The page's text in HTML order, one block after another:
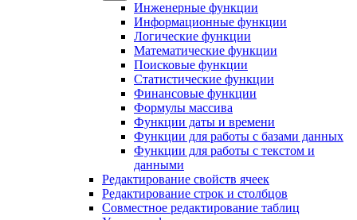
Инженерные функции
Информационные функции
Логические функции
Математические функции
Поисковые функции
Статистические функции
Финансовые функции
Формулы массива
Функции даты и времени
Функции для работы с базами данных
Функции для работы с текстом и
данными
Редактирование свойств ячеек
Редактирование строк и столбцов
Совместное редактирование таблиц